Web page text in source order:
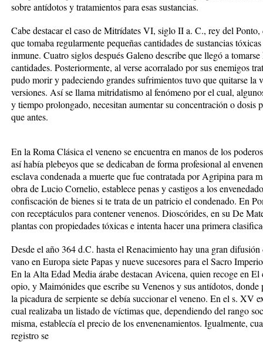
sobre antídotos y tratamientos para esas sustancias.
Cabe destacar el caso de Mitrídates VI, siglo II a. C., rey del
que tomaba regularmente pequeñas cantidades de sustancias
inmune. Cuatro siglos después Galeno describe que llegó a tomarse
cantidades. Posteriormente, al verse acorralado por sus enemigos
pudo morir y padeciendo grandes sufrimientos tuvo que quitarse la
versiones. Así se llama mitridatismo al fenómeno por el cual,
y tiempo prolongado, necesitan aumentar su concentración o dosis
que antes.
En la Roma Clásica el veneno se encuentra en manos de los
así había plebeyos que se dedicaban de forma profesional al
esclava condenada a muerte que fue contratada por Agripina para
obra de Lucio Cornelio, establece penas y castigos a los
confiscación de bienes si te trata de un patricio el condenado. En
con receptáculos para contener venenos. Dioscórides, en su De
plantas con propiedades tóxicas e intenta hacer una primera
Desde el año 364 d.C. hasta el Renacimiento hay una gran
vano en Europa siete Papas y nueve sucesores para el Sacro
En la Alta Edad Media árabe destacan Avicena, quien recoge en
opio, y Maimónides que escribe su Venenos y sus antídotos, donde
la picadura de serpiente se debía succionar el veneno. En el s. XV
cual realizaba un listado de víctimas que, dependiendo del rango
misma, establecía el precio de los envenenamientos. Igualmente,
registro se